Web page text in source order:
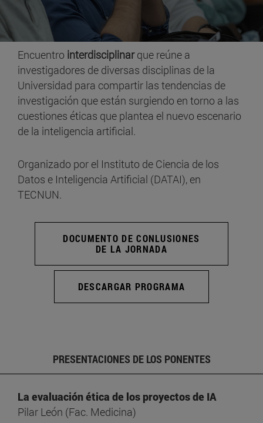
Encuentro interdisciplinarque reúne a
investigadores de diversas disciplinas de la
Universidad para compartir las tendencias de
investigación que están surgiendo en torno a las
cuestiones éticas que plantea el nuevo escenario
de la inteligencia artificial.
Organizado por el Instituto de Ciencia de los
Datos e Inteligencia Artificial (DATAI), en
TECNUN.
DOCUMENTO DE CONLUSIONES
DE LA JORNADA
DESCARGAR PROGRAMA
PRESENTACIONES DE LOS PONENTES
La evaluación ética de los proyectos de IA
Pilar León (Fac. Medicina)